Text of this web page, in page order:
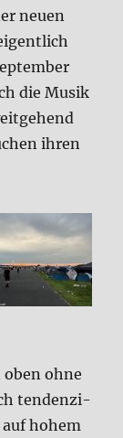
neu­en
die Musik
ihren
oben ohne
ten­den­zi­
auf hohem